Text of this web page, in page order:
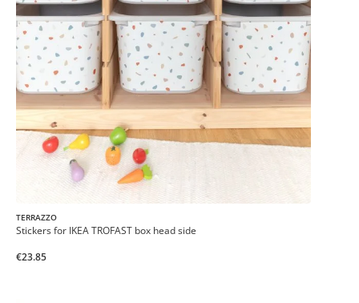
TERRAZZO
Stickers for IKEA TROFAST box head side
€23.85